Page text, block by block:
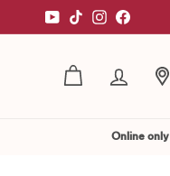
Facebook
Instagram
TikTok
החשבון שלי
Online only